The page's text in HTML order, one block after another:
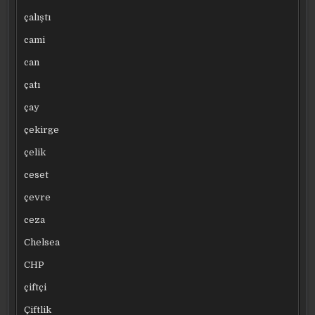
çalıştı
cami
can
çatı
çay
çekirge
çelik
ceset
çevre
ceza
Chelsea
CHP
çiftçi
Çiftlik